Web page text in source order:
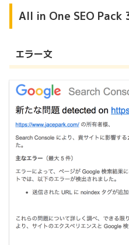
All in One SEO Pack
エラー文